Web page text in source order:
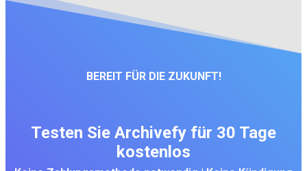
BEREIT FÜR DIE ZUKUNFT!
Testen Sie Archivefy für 30 Tage
kostenlos